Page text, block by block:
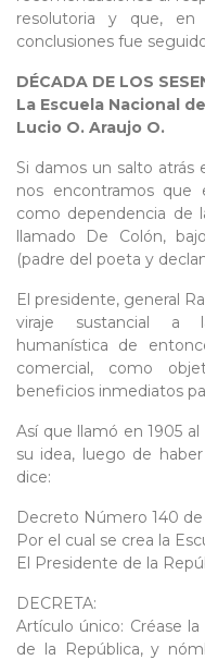
resolutoria y que,
conclusiones fue
DÉCADA DE LOS
La Escuela Nacional
Lucio O. Araujo O.
Si damos un salto atrás
nos encontramos que
como dependencia de
llamado De Colón,
(padre del poeta y
El presidente, general
viraje sustancial a
humanística de
comercial, como
beneficios inmediatos
Así que llamó en 1905
su idea, luego de
dice:
Decreto Número 140
Por el cual se crea la
El Presidente de la
DECRETA:
Artículo único: Créase
de la República, y